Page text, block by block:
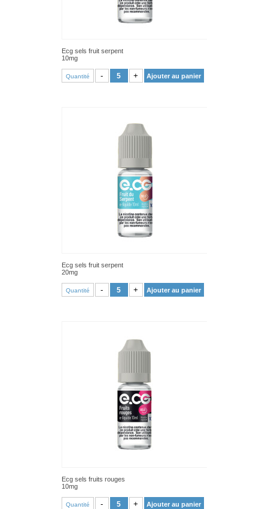
Ecg sels fruit serpent
10mg
Quantité - + Ajouter au panier
Ecg sels fruit serpent
20mg
Quantité - + Ajouter au panier
Ecg sels fruits rouges
10mg
Quantité - + Ajouter au panier